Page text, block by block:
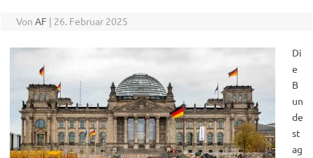
Von AF | 26. Februar 2025
Di
e
B
un
de
st
ag